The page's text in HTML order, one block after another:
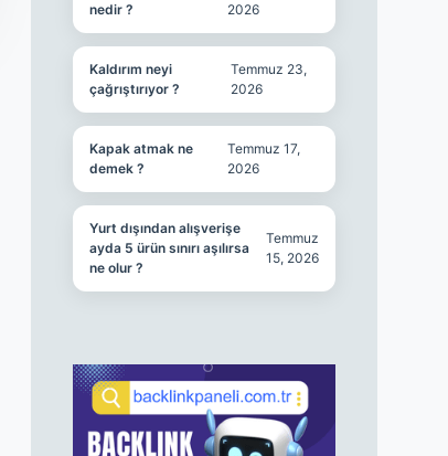
nedir ?
2026
Kaldırım neyi
çağrıştırıyor ?
Temmuz 23,
2026
Kapak atmak ne
demek ?
Temmuz 17,
2026
Yurt dışından alışverişe
ayda 5 ürün sınırı aşılırsa
ne olur ?
Temmuz
15, 2026